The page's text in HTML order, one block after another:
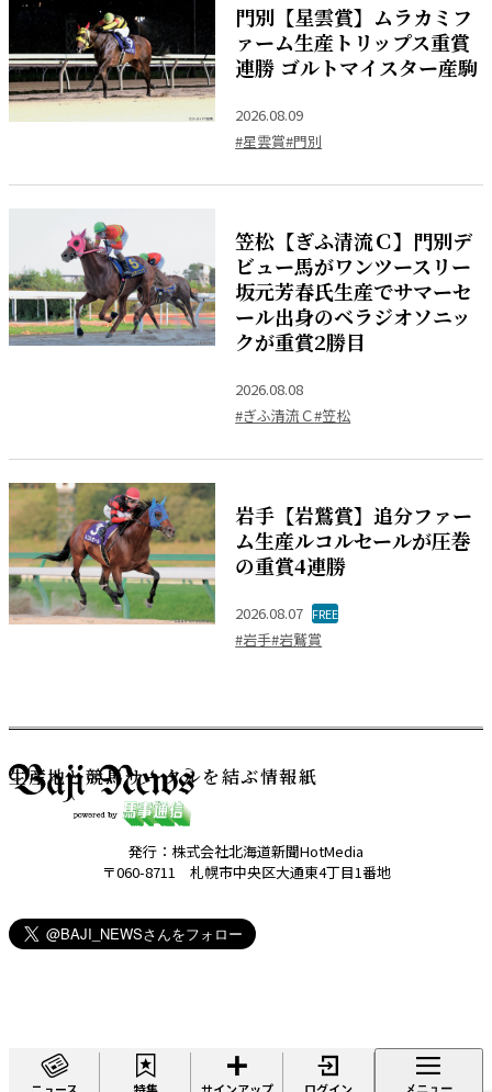
門別【星雲賞】ムラカミフ
ァーム生産トリップス重賞
連勝 ゴルトマイスター産駒
2026.08.09
#星雲賞#門別
笠松【ぎふ清流Ｃ】門別デ
ビュー馬がワンツースリー
坂元芳春氏生産でサマーセ
ール出身のベラジオソニッ
クが重賞2勝目
2026.08.08
#ぎふ清流Ｃ#笠松
岩手【岩鷲賞】追分ファー
ム生産ルコルセールが圧巻
の重賞4連勝
2026.08.07 FREE
#岩手#岩鷲賞
生産地と競馬サークルを結ぶ情報紙
発行：株式会社北海道新聞HotMedia
〒060-8711 札幌市中央区大通東4丁目1番地
メニュー